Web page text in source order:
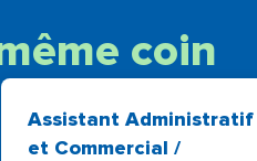
coin
Assistant Administratif
et Commercial /